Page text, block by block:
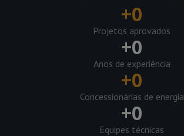
+0
Projetos aprovados
+0
Anos de experiência
+0
Concessionárias de energia
+0
Equipes técnicas